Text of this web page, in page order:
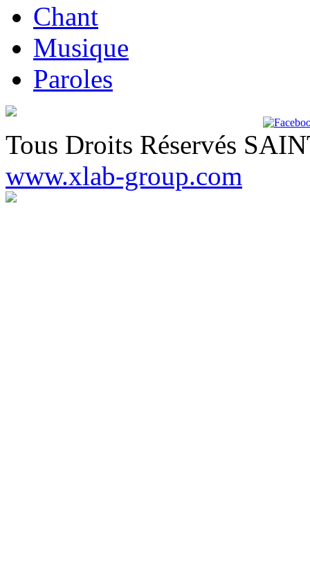
Chant
Musique
Paroles
Tous Droits Réservés
www.xlab-group.com